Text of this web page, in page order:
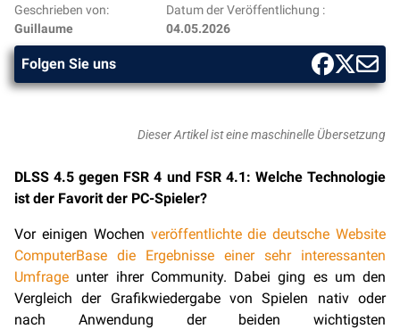
Geschrieben von:
Guillaume
Datum der Veröffentlichung :
04.05.2026
Folgen Sie uns
Dieser Artikel ist eine maschinelle Übersetzung
DLSS 4.5 gegen FSR 4 und FSR 4.1: Welche Technologie
ist der Favorit der PC-Spieler?
Vor einigen Wochen veröffentlichte die deutsche Website
ComputerBase die Ergebnisse einer sehr interessanten
Umfrage unter ihrer Community. Dabei ging es um den
Vergleich der Grafikwiedergabe von Spielen nativ oder
nach Anwendung der beiden wichtigsten